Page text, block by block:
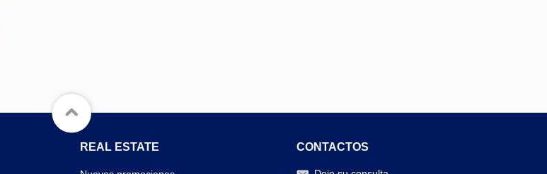
REAL ESTATE CONTACTOS